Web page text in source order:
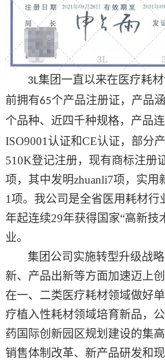
3L集团一直以来在医疗耗
前拥有65个产品注册证，产品
个品种、近四千种规格，产品
ISO9001 认证和CE认证，部分
510K登记注册，现有商标注册
项，其中发明zhuanli7项，实用
1项。我公司是全省 医用耗材行
年起连续29年获得国家“高新技
业。
集团公司实施转型升级战
新、产品出新等方面加速迈上
在一、二类医疗耗材领域做好
疗植入性耗材领域培育新品，
药国际创新园区规划建设的集
销售体制改革、新产品研发和